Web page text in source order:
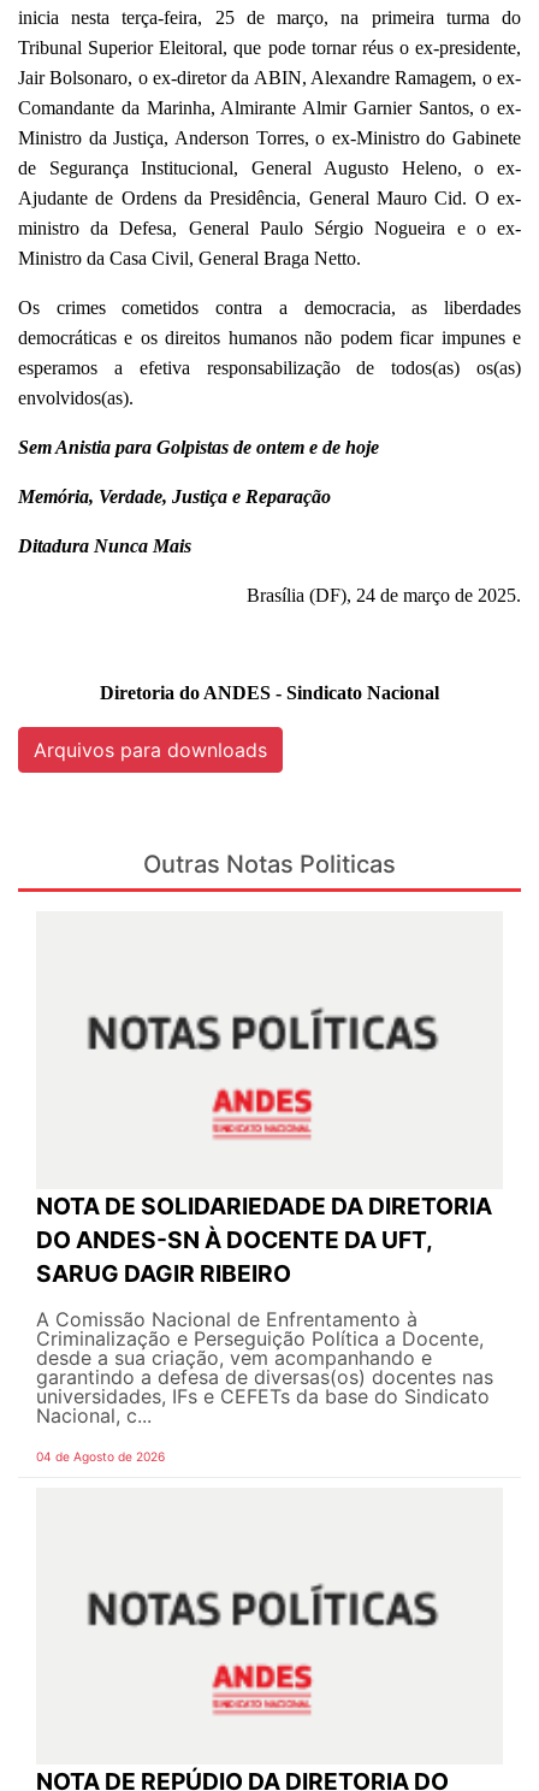
inicia nesta terça-feira, 25 de março, na primeira turma do
Tribunal Superior Eleitoral, que pode tornar réus o ex-presidente,
Jair Bolsonaro, o ex-diretor da ABIN, Alexandre Ramagem, o ex-
Comandante da Marinha, Almirante Almir Garnier Santos, o ex-
Ministro da Justiça, Anderson Torres, o ex-Ministro do Gabinete
de Segurança Institucional, General Augusto Heleno, o ex-
Ajudante de Ordens da Presidência, General Mauro Cid. O ex-
ministro da Defesa, General Paulo Sérgio Nogueira e o ex-
Ministro da Casa Civil, General Braga Netto.
Os crimes cometidos contra a democracia, as liberdades
democráticas e os direitos humanos não podem ficar impunes e
esperamos a efetiva responsabilização de todos(as) os(as)
envolvidos(as).
Sem Anistia para Golpistas de ontem e de hoje
Memória, Verdade, Justiça e Reparação
Ditadura Nunca Mais
Brasília (DF), 24 de março de 2025.
Diretoria do ANDES - Sindicato Nacional
Arquivos para downloads
Outras Notas Politicas
NOTA DE SOLIDARIEDADE DA DIRETORIA
DO ANDES-SN À DOCENTE DA UFT,
SARUG DAGIR RIBEIRO
A Comissão Nacional de Enfrentamento à
Criminalização e Perseguição Política a Docente,
desde a sua criação, vem acompanhando e
garantindo a defesa de diversas(os) docentes nas
universidades, IFs e CEFETs da base do Sindicato
Nacional, c...
04 de Agosto de 2026
NOTA DE REPÚDIO DA DIRETORIA DO